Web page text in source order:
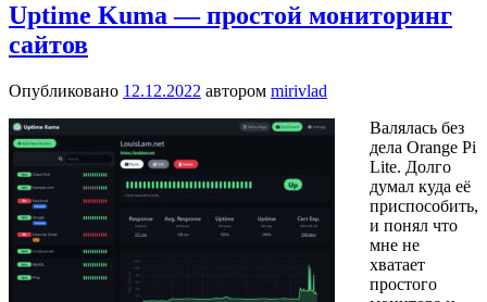
Uptime Kuma — простой мониторинг
сайтов
Опубликовано 12.12.2022 автором mirivlad
Валялась без
дела Orange Pi
Lite. Долго
думал куда её
приспособить,
и понял что
мне не
хватает
простого